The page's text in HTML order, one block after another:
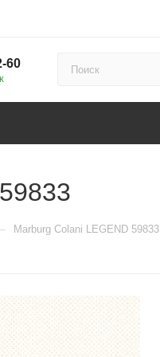
60
Marburg Colani LEGEND 59833